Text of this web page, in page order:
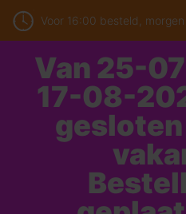
Voor 16:00 besteld,
Van 25-
17-08-